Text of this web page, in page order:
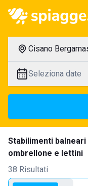
Cisano
Seleziona date
Stabilimenti
ombrellone e lettini
38 Risultati